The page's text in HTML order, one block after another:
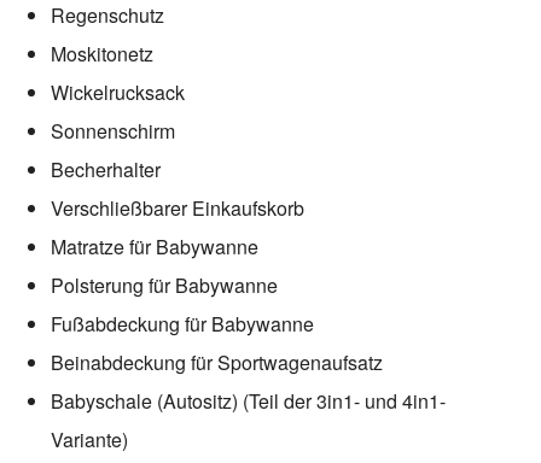
Regenschutz
Moskitonetz
Wickelrucksack
Sonnenschirm
Becherhalter
Verschließbarer Einkaufskorb
Matratze für Babywanne
Polsterung für Babywanne
Fußabdeckung für Babywanne
Beinabdeckung für Sportwagenaufsatz
Babyschale (Autositz) (Teil der 3in1- und 4in1-
Variante)